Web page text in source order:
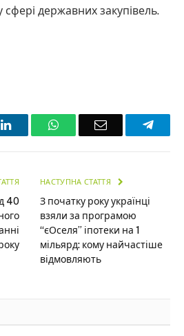
державних закупівель.
LinkedInWhatsAppEmail
40
НАСТУПНА СТАТТЯ
З початку року українці
взяли за програмою
“єОселя” іпотеки на 1
мільярд: кому найчастіше
відмовляють